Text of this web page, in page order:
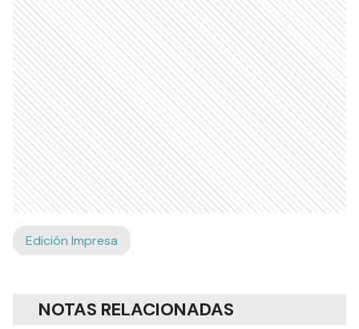
Edición Impresa
NOTAS RELACIONADAS